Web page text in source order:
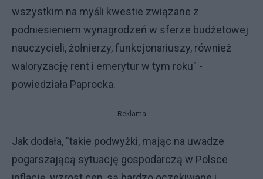
wszystkim na myśli kwestie związane z
podniesieniem wynagrodzeń w sferze budżetowej
nauczycieli, żołnierzy, funkcjonariuszy, również
waloryzację rent i emerytur w tym roku" -
powiedziała Paprocka.
Reklama
Jak dodała, "takie podwyżki, mając na uwadze
pogarszającą sytuację gospodarczą w Polsce